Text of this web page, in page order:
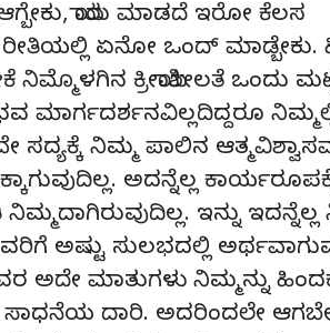
ಯಾರು ಮಾಡದೆ ಇರೋ ಕೆಲಸ
ಏನೋ ಒಂದ್ ಮಾಡ್ಬೇಕು.
ಕ್ರೀಯಾಶೀಲತೆ ಒಂದು
ಮಾರ್ಗದರ್ಶನವಿಲ್ಲದಿದ್ದರೂ
ನಿಮ್ಮ ಪಾಲಿನ
ಅದನ್ನೆಲ್ಲ
ಇನ್ನು
ಅಷ್ಟು ಸುಲಭದಲ್ಲಿ
ಅದೇ ಮಾತುಗಳು ನಿಮ್ಮನ್ನು
ಸಾಧನೆಯ ದಾರಿ. ಅದರಿಂದಲೇ